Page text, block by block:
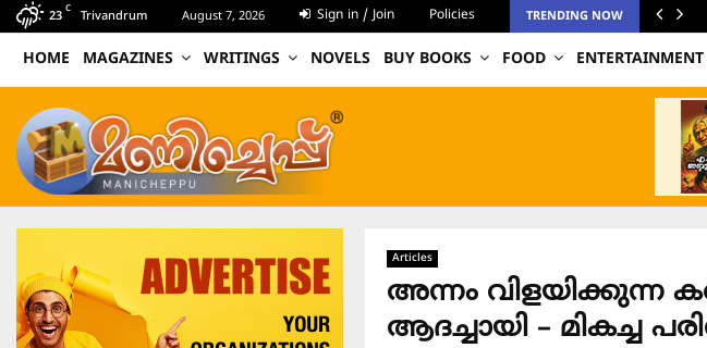
23 C Trivandrum August 7, 2026 Sign in / Join Policies TRENDING NOW
HOME MAGAZINES WRITINGS NOVELS BUY BOOKS FOOD ENTERTAINMENT
Articles
അന്നം വിളയിക്കുന്ന
ആദച്ചായി – മികച്ച